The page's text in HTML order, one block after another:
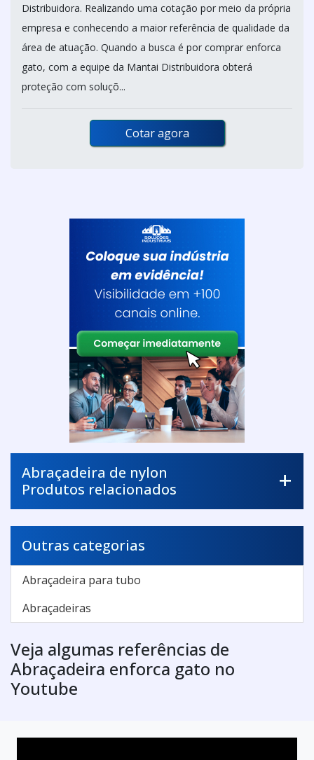
Distribuidora. Realizando uma cotação por meio da própria
empresa e conhecendo a maior referência de qualidade da
área de atuação. Quando a busca é por comprar enforca
gato, com a equipe da Mantai Distribuidora obterá
proteção com soluçõ...
Cotar agora
Abraçadeira de nylon
Produtos relacionados
Outras categorias
Abraçadeira para tubo
Abraçadeiras
Veja algumas referências de
Abraçadeira enforca gato no
Youtube